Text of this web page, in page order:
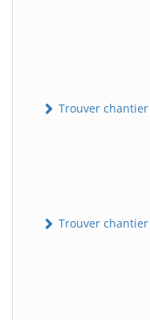
Trouver
Trouver